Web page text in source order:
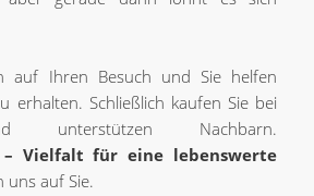
auf Ihren Besuch und Sie helfen
erhalten. Schließlich kaufen Sie bei
unterstützen Nachbarn.
– Vielfalt für eine lebenswerte
uns auf Sie.